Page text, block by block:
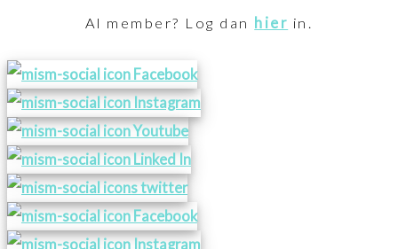
Al member? Log dan hier in.